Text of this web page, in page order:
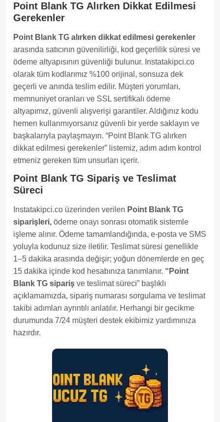
Point Blank TG Alırken Dikkat Edilmesi
Gerekenler
Point Blank TG alırken dikkat edilmesi gerekenler
arasında satıcının güvenilirliği, kod geçerlilik süresi ve
ödeme altyapısının güvenliği bulunur. Instatakipci.co
olarak tüm kodlarımız %100 orijinal, sonsuza dek
geçerli ve anında teslim edilir. Müşteri yorumları,
memnuniyet oranları ve SSL sertifikalı ödeme
altyapımız, güvenli alışverişi garantiler. Aldığınız kodu
hemen kullanmıyorsanız güvenli bir yerde saklayın ve
başkalarıyla paylaşmayın. “Point Blank TG alırken
dikkat edilmesi gerekenler” listemiz, adım adım kontrol
etmeniz gereken tüm unsurları içerir.
Point Blank TG Sipariş ve Teslimat
Süreci
Instatakipci.co üzerinden verilen Point Blank TG
siparişleri, ödeme onayı sonrası otomatik sistemle
işleme alınır. Ödeme tamamlandığında, e-posta ve SMS
yoluyla kodunuz size iletilir. Teslimat süresi genellikle
1–5 dakika arasında değişir; yoğun dönemlerde en geç
15 dakika içinde kod hesabınıza tanımlanır. “Point
Blank TG sipariş ve teslimat süreci” başlıklı
açıklamamızda, sipariş numarası sorgulama ve teslimat
takibi adımları ayrıntılı anlatılır. Herhangi bir gecikme
durumunda 7/24 müşteri destek ekibimiz yardımınıza
hazırdır.